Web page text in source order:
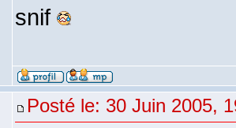
snif
Posté le: 30 Juin 2005,